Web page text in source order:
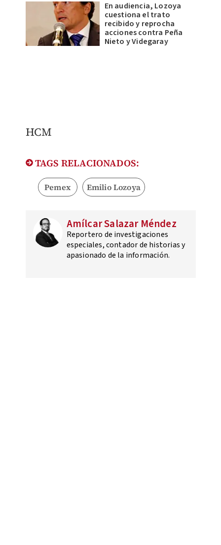
En audiencia, Lozoya
cuestiona el trato
recibido y reprocha
acciones contra Peña
Nieto y Videgaray
HCM
TAGS RELACIONADOS:
Pemex Emilio Lozoya
Amílcar Salazar Méndez
Reportero de investigaciones
especiales, contador de historias y
apasionado de la información.